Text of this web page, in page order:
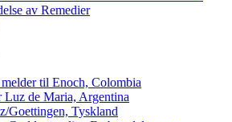
av Remedier
melder til Enoch, Colombia
Luz de Maria, Argentina
Goettingen, Tyskland